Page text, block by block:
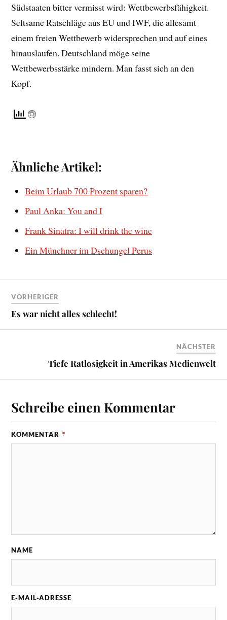
Südstaaten bitter vermisst wird: Wettbewerbsfähigkeit.
Seltsame Ratschläge aus EU und IWF, die allesamt
einem freien Wettbewerb widersprechen und auf eines
hinauslaufen. Deutschland möge seine
Wettbewerbsstärke mindern. Man fasst sich an den
Kopf.
Ähnliche Artikel:
Beim Urlaub 700 Prozent sparen?
Paul Anka: You and I
Frank Sinatra: I will drink the wine
Ein Münchner im Dschungel Perus
VORHERIGER
Es war nicht alles schlecht!
NÄCHSTER
Tiefe Ratlosigkeit in Amerikas Medienwelt
Schreibe einen Kommentar
KOMMENTAR *
NAME
E-MAIL-ADRESSE